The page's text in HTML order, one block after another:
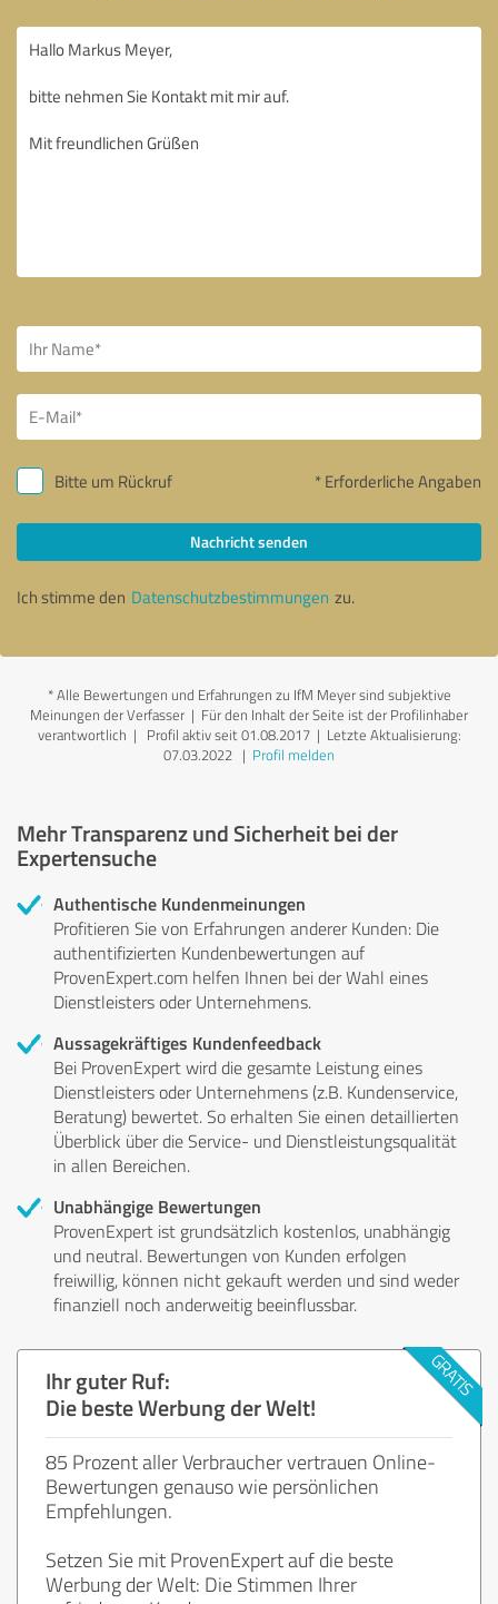
Bitte um Rückruf * Erforderliche Angaben
Nachricht senden
Ich stimme den Datenschutzbestimmungen zu.
*Alle Bewertungen und Erfahrungen zu IfM Meyer sind subjektive
Meinungen der Verfasser | Für den Inhalt der Seite ist der Profilinhaber
verantwortlich | Profil aktiv seit 01.08.2017 | Letzte Aktualisierung:
07.03.2022 | Profil melden
Mehr Transparenz und Sicherheit bei der
Expertensuche
Authentische Kundenmeinungen
Profitieren Sie von Erfahrungen anderer Kunden: Die
authentifizierten Kundenbewertungen auf
ProvenExpert.com helfen Ihnen bei der Wahl eines
Dienstleisters oder Unternehmens.
Aussagekräftiges Kundenfeedback
Bei ProvenExpert wird die gesamte Leistung eines
Dienstleisters oder Unternehmens (z.B. Kundenservice,
Beratung) bewertet. So erhalten Sie einen detaillierten
Überblick über die Service- und Dienstleistungsqualität
in allen Bereichen.
Unabhängige Bewertungen
ProvenExpert ist grundsätzlich kostenlos, unabhängig
und neutral. Bewertungen von Kunden erfolgen
freiwillig, können nicht gekauft werden und sind weder
finanziell noch anderweitig beeinflussbar.
Ihr guter Ruf:
Die beste Werbung der Welt!
85 Prozent aller Verbraucher vertrauen Online-
Bewertungen genauso wie persönlichen
Empfehlungen.
Setzen Sie mit ProvenExpert auf die beste
Werbung der Welt: Die Stimmen Ihrer